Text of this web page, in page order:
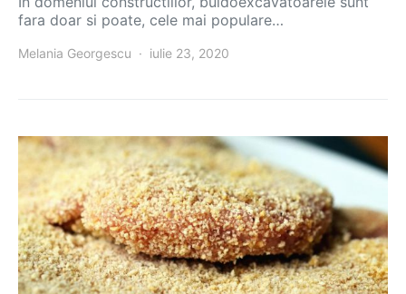
fara doar si poate, cele mai populare…
Melania Georgescu iulie 23, 2020